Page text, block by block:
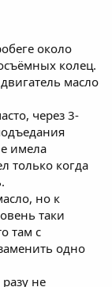
около
колец.
масло
через 3-
имела
только когда
но к
таки
там с
одно
не